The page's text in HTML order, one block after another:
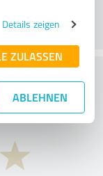
Details zeigen
ZULASSEN
ABLEHNEN
price to